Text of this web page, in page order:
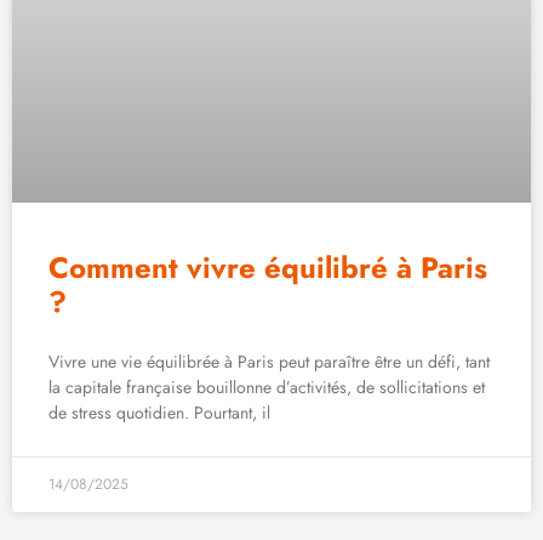
Comment vivre équilibré à Paris
?
Vivre une vie équilibrée à Paris peut paraître être un défi, tant
la capitale française bouillonne d’activités, de sollicitations et
de stress quotidien. Pourtant, il
14/08/2025